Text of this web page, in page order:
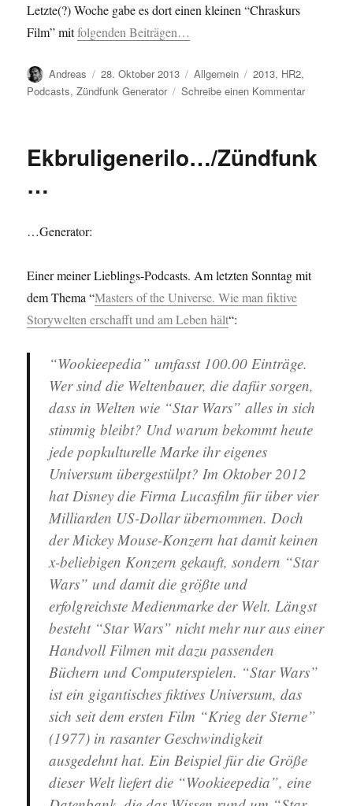
Letzte(?) Woche gabe es dort einen kleinen “Chraskurs
Film” mitfolgenden Beiträgen…
Autor
Andreas
Veröffentlicht
am
28. Oktober 2013 Kategorien
Allgemein Schlagwörter
2013, HR2,
Podcasts,Zündfunk Generator Schreibe einen Kommentarzu
Ekbruligenerilo…/Zündfunk
…
…Generator:
Einer meiner Lieblings-Podcasts. Am letzten Sonntag mit
dem Thema “Masters of the Universe. Wie man fiktive
Storywelten erschafft und am Leben hält“:
“Wookieepedia” umfasst 100.00 Einträge.
Wer sind die Weltenbauer, die dafür sorgen,
dass in Welten wie “Star Wars” alles in sich
stimmig bleibt? Und warum bekommt heute
jede popkulturelle Marke ihr eigenes
Universum übergestülpt? Im Oktober 2012
hat Disney die Firma Lucasfilm für über vier
Milliarden US-Dollar übernommen. Doch
der Mickey Mouse-Konzern hat damit keinen
x-beliebigen Konzern gekauft, sondern “Star
Wars” und damit die größte und
erfolgreichste Medienmarke der Welt. Längst
besteht “Star Wars” nicht mehr nur aus einer
Handvoll Filmen mit dazu passenden
Büchern und Computerspielen. “Star Wars”
ist ein gigantisches fiktives Universum, das
sich seit dem ersten Film “Krieg der Sterne”
(1977) in rasanter Geschwindigkeit
ausgedehnt hat. Ein Beispiel für die Größe
dieser Welt liefert die “Wookieepedia”, eine